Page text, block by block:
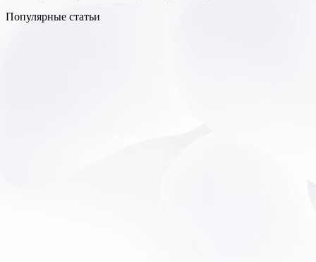
Популярные статьи